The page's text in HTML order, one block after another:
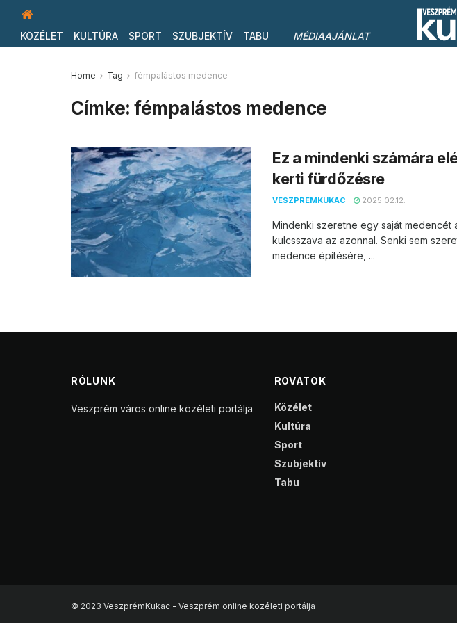
KÖZÉLET KULTÚRA SPORT SZUBJEKTÍV TABU MÉDIAAJÁNLAT
Home Tag fémpalástos medence
Címke:fémpalástos medence
Ez a mindenki számára
kerti fürdőzésre
VESZPREMKUKAC 2025.02.12.
Mindenki szeretne egy saját medencét
kulcsszava az azonnal. Senki sem
medence építésére, ...
RÓLUNK
Veszprém város online közéleti portálja
ROVATOK
Közélet
Kultúra
Sport
Szubjektív
Tabu
© 2023 VeszprémKukac - Veszprém online közéleti portálja